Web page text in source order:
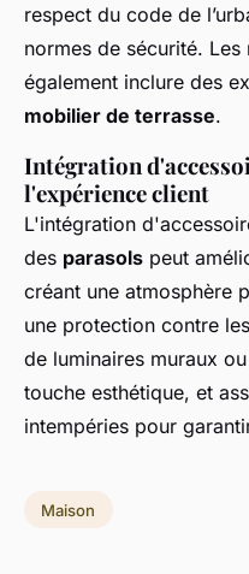
respect du code de
normes de sécurité.
également inclure des
mobilier de terrasse.
Intégration
l'expérience client
L'intégration
des parasols peut
créant une atmosphère
une protection contre
de luminaires muraux
touche esthétique, et
intempéries pour
Maison